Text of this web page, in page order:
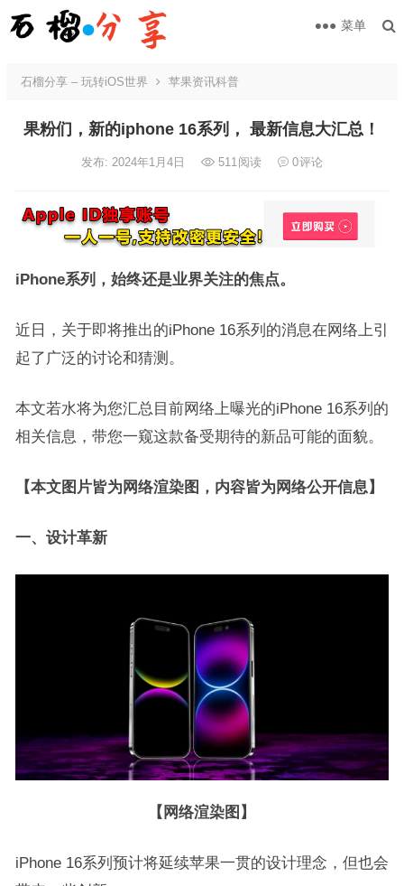
菜单
石榴分享 – 玩转iOS世界 苹果资讯科普
果粉们，新的iphone 16系列， 最新信息大汇总！
发布: 2024年1月4日 511阅读 0评论
iPhone系列，始终还是业界关注的焦点。
近日，关于即将推出的iPhone 16系列的消息在网络上引
起了广泛的讨论和猜测。
本文若水将为您汇总目前网络上曝光的iPhone 16系列的
相关信息，带您一窥这款备受期待的新品可能的面貌。
【本文图片皆为网络渲染图，内容皆为网络公开信息】
一、设计革新
【网络渲染图】
iPhone 16系列预计将延续苹果一贯的设计理念，但也会